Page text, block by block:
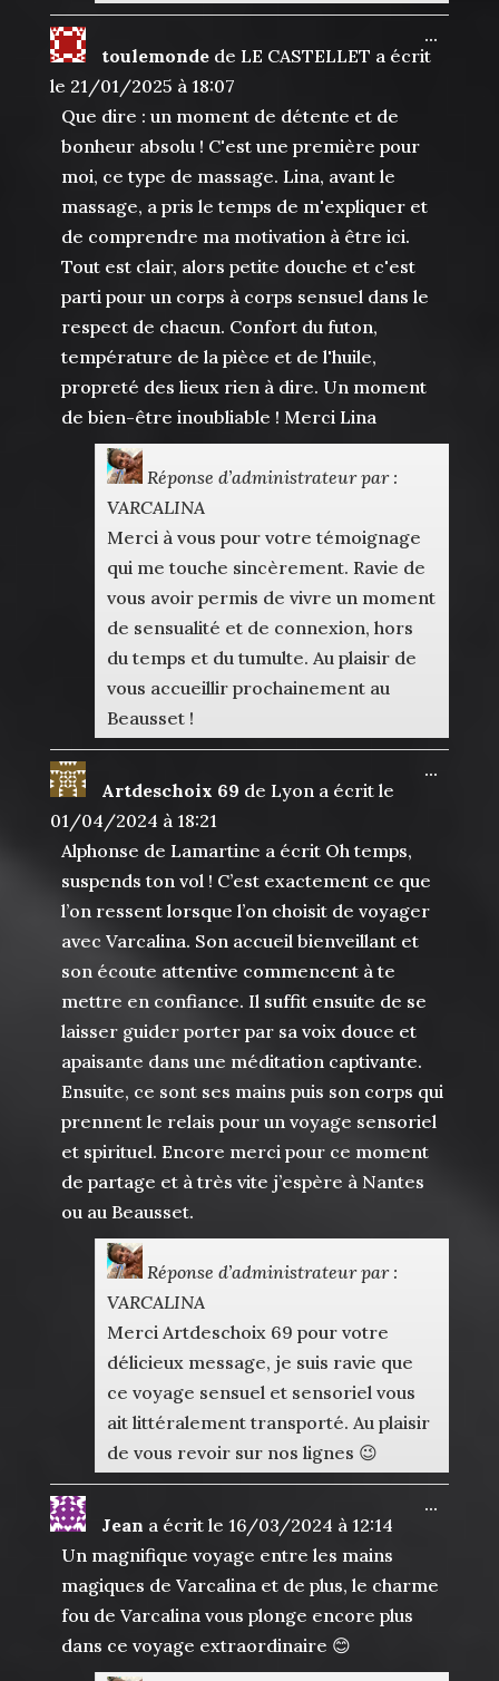
toulemonde de LE CASTELLET a écrit
le 21/01/2025 à 18:07
Que dire : un moment de détente et de
bonheur absolu ! C'est une première pour
moi, ce type de massage. Lina, avant le
massage, a pris le temps de m'expliquer et
de comprendre ma motivation à être ici.
Tout est clair, alors petite douche et c'est
parti pour un corps à corps sensuel dans le
respect de chacun. Confort du futon,
température de la pièce et de l'huile,
propreté des lieux rien à dire. Un moment
de bien-être inoubliable ! Merci Lina
Réponse d’administrateur par :
VARCALINA
Merci à vous pour votre témoignage
qui me touche sincèrement. Ravie de
vous avoir permis de vivre un moment
de sensualité et de connexion, hors
du temps et du tumulte. Au plaisir de
vous accueillir prochainement au
Beausset !
...
Artdeschoix 69 de Lyon a écrit le
01/04/2024 à 18:21
Alphonse de Lamartine a écrit Oh temps,
suspends ton vol ! C’est exactement ce que
l’on ressent lorsque l’on choisit de voyager
avec Varcalina. Son accueil bienveillant et
son écoute attentive commencent à te
mettre en confiance. Il suffit ensuite de se
laisser guider porter par sa voix douce et
apaisante dans une méditation captivante.
Ensuite, ce sont ses mains puis son corps qui
prennent le relais pour un voyage sensoriel
et spirituel. Encore merci pour ce moment
de partage et à très vite j’espère à Nantes
ou au Beausset.
Réponse d’administrateur par :
VARCALINA
Merci Artdeschoix 69 pour votre
délicieux message, je suis ravie que
ce voyage sensuel et sensoriel vous
ait littéralement transporté. Au plaisir
de vous revoir sur nos lignes 😉
...
Jean a écrit le 16/03/2024 à 12:14
Un magnifique voyage entre les mains
magiques de Varcalina et de plus, le charme
fou de Varcalina vous plonge encore plus
dans ce voyage extraordinaire 😊
...